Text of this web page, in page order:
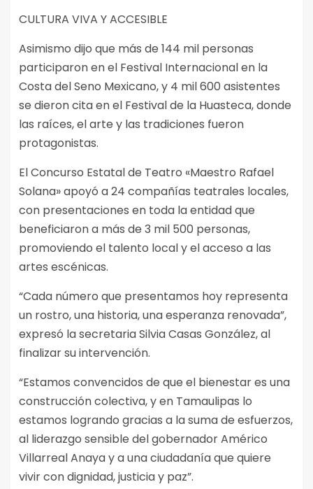
CULTURA VIVA Y ACCESIBLE
Asimismo dijo que más de 144 mil personas
participaron en el Festival Internacional en la
Costa del Seno Mexicano, y 4 mil 600 asistentes
se dieron cita en el Festival de la Huasteca, donde
las raíces, el arte y las tradiciones fueron
protagonistas.
El Concurso Estatal de Teatro «Maestro Rafael
Solana» apoyó a 24 compañías teatrales locales,
con presentaciones en toda la entidad que
beneficiaron a más de 3 mil 500 personas,
promoviendo el talento local y el acceso a las
artes escénicas.
“Cada número que presentamos hoy representa
un rostro, una historia, una esperanza renovada”,
expresó la secretaria Silvia Casas González, al
finalizar su intervención.
“Estamos convencidos de que el bienestar es una
construcción colectiva, y en Tamaulipas lo
estamos logrando gracias a la suma de esfuerzos,
al liderazgo sensible del gobernador Américo
Villarreal Anaya y a una ciudadanía que quiere
vivir con dignidad, justicia y paz”.